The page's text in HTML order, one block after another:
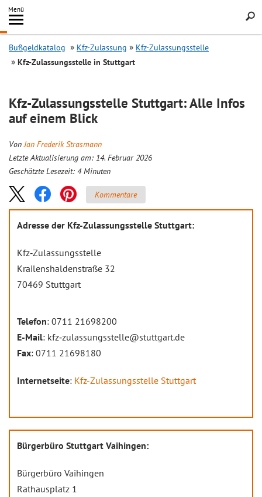
Inhalt
springen
Menü
Search
Bußgeldkatalog Kfz-Zulassung
Kfz-Zulassungsstelle
Kfz-Zulassungsstelle in Stuttgart
Kfz-Zulassungsstelle Stuttgart: Alle Infos
auf einem Blick
VonJan Frederik Strasmann
Letzte Aktualisierung am: 14. Februar 2026
Geschätzte Lesezeit: 4 Minuten
Kommentare
Adresse der Kfz-Zulassungsstelle Stuttgart:
Kfz‐Zulassungsstelle
Krailenshaldenstraße 32
70469 Stuttgart
Telefon: 0711 21698200
E-Mail: kfz‐zulassungsstelle@stuttgart.de
Fax: 0711 21698180
Internetseite: Kfz-Zulassungsstelle Stuttgart
Bürgerbüro Stuttgart Vaihingen:
Bürgerbüro Vaihingen
Rathausplatz 1